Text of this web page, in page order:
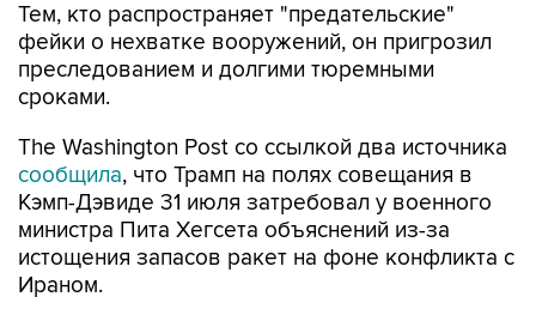
Тем, кто распространяет "предательские"
фейки о нехватке вооружений, он пригрозил
преследованием и долгими тюремными
сроками.
The Washington Post со ссылкой два источника
сообщила, что Трамп на полях совещания в
Кэмп-Дэвиде 31 июля затребовал у военного
министра Пита Хегсета объяснений из-за
истощения запасов ракет на фоне конфликта с
Ираном.